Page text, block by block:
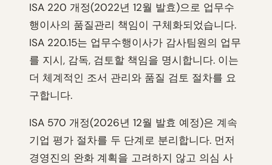
ISA 220 개정(2022년 12월 발효)으로 업무수
행이사의 품질관리 책임이 구체화되었습니다.
ISA 220.15는 업무수행이사가 감사팀원의 업무
를 지시, 감독, 검토할 책임을 명시합니다. 이는
더 체계적인 조서 관리와 품질 검토 절차를 요
구합니다.
ISA 570 개정(2026년 12월 발효 예정)은 계속
기업 평가 절차를 두 단계로 분리합니다. 먼저
경영진의 완화 계획을 고려하지 않고 의심 사